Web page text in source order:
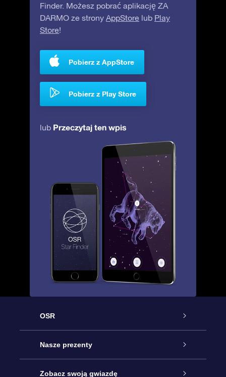
Finder. Możesz pobrać aplikację ZA
DARMO ze strony AppStore lub Play
Store!
Pobierz z AppStore
Pobierz z Play Store
lub Przeczytaj ten wpis
OSR
Obsługa
Kontakt
Nasze prezenty
Podarunek Gwiazda Online
Zobacz swoją gwiazdę